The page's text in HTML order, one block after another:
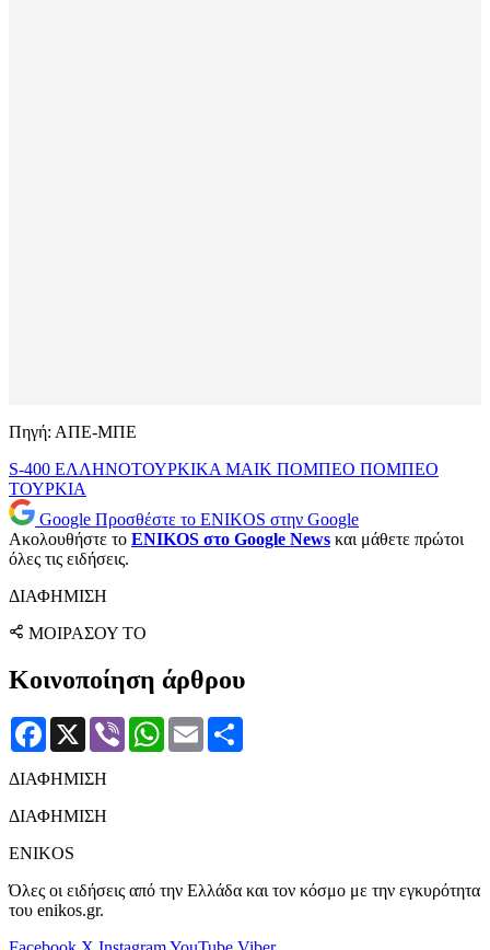
Πηγή: ΑΠΕ-ΜΠΕ
S-400 ΕΛΛΗΝΟΤΟΥΡΚΙΚΑ ΜΑΙΚ ΠΟΜΠΕΟ ΠΟΜΠΕΟ
ΤΟΥΡΚΙΑ
Google Προσθέστε το ENIKOS στην Google
Ακολουθήστε το ENIKOS στο Google News και μάθετε πρώτοι
όλες τις ειδήσεις.
ΔΙΑΦΗΜΙΣΗ
ΜΟΙΡΑΣΟΥ ΤΟ
Κοινοποίηση άρθρου
Facebook
X Viber WhatsApp
Email
ΔΙΑΦΗΜΙΣΗ
ΔΙΑΦΗΜΙΣΗ
ENIKOS
Όλες οι ειδήσεις από την Ελλάδα και τον κόσμο με την εγκυρότητα
του enikos.gr.